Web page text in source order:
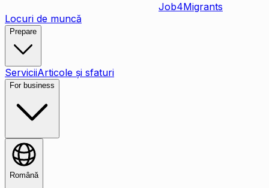
Job4Migrants
Locuri de muncă
Prepare
ServiciiArticole și sfaturi
For business
Română